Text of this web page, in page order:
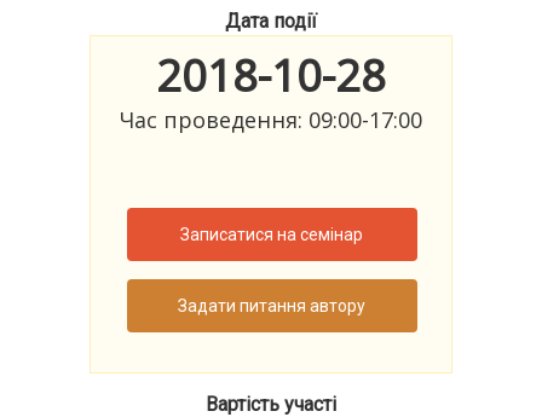
Дата події
2018-10-28
Час проведення: 09:00-17:00
Записатися на семінар
Задати питання автору
Вартість участі